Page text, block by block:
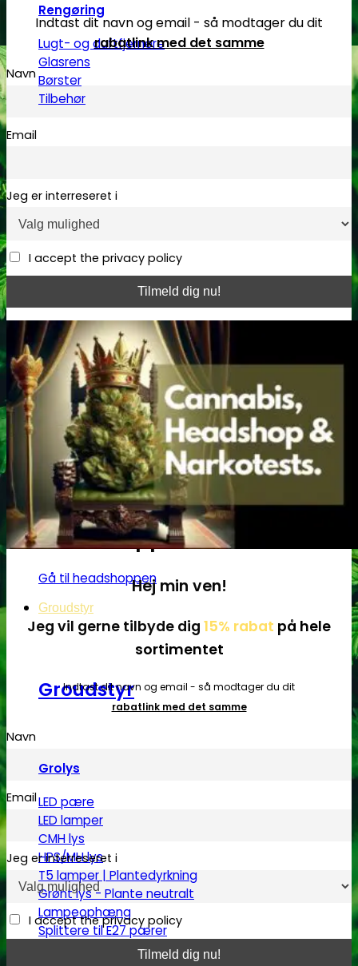
Rengøring
Lugt- og duftfjernere
Glasrens
Børster
Tilbehør
Få cannabis frø for hver
200DKK handlet i
headshoppen
Gå til headshoppen
Groudstyr
Groudstyr
Grolys
LED pære
LED lamper
CMH lys
HPS/MH lys
T5 lamper | Plantedyrkning
Grønt lys - Plante neutralt
Lampeophæng
Splittere til E27 pærer
Beskyttelsesbriller
Indtast dit navn og email - så modtager du dit
rabatlink med det samme
Navn
Email
Jeg er interreseret i
I accept the privacy policy
Hej min ven!
Jeg vil gerne tilbyde dig 15% rabat på hele
sortimentet
Indtast dit navn og email - så modtager du dit
rabatlink med det samme
Navn
Email
Jeg er interreseret i
I accept the privacy policy